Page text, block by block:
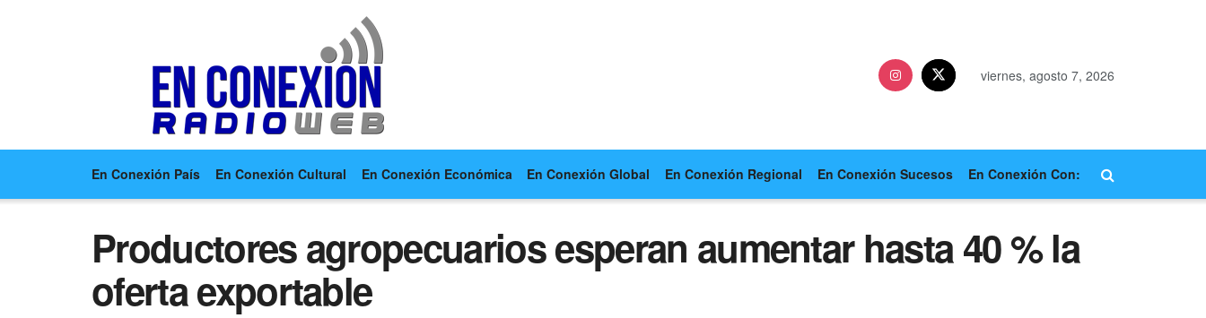
viernes, agosto 7, 2026
En Conexión País En Conexión Cultural En Conexión Económica En Conexión Global En Conexión Regional En Conexión Sucesos En Conexión Con:
Productores agropecuarios esperan aumentar hasta 40 % la
oferta exportable